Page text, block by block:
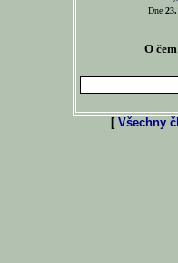
Dne
O
[ Všechny